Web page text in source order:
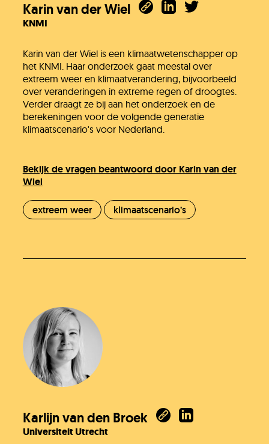
Karin van der Wiel
KNMI
Karin van der Wiel is een klimaatwetenschapper op
het KNMI. Haar onderzoek gaat meestal over
extreem weer en klimaatverandering, bijvoorbeeld
over veranderingen in extreme regen of droogtes.
Verder draagt ze bij aan het onderzoek en de
berekeningen voor de volgende generatie
klimaatscenario's voor Nederland.
Bekijk de vragen beantwoord door Karin van der
Wiel
extreem weer klimaatscenario’s
Karlijn van den Broek
Universiteit Utrecht